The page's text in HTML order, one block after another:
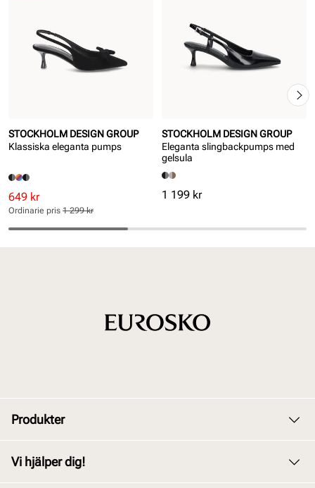
STOCKHOLM DESIGN GROUP
Klassiska eleganta pumps
Rabatterat
pris
Pris
649 kr
Ordinarie
pris
Pris
Ordinarie pris 1 299 kr
STOCKHOLM DESIGN GROUP
Eleganta slingbackpumps med
gelsula
Pris
1 199 kr
Produkter
Vi hjälper dig!